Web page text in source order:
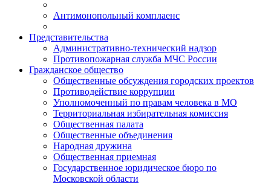
Антимонопольный комплаенс
Представительства
Административно-технический надзор
Противопожарная служба МЧС России
Гражданское общество
Общественные обсуждения городских проектов
Противодействие коррупции
Уполномоченный по правам человека в МО
Территориальная избирательная комиссия
Общественная палата
Общественные объединения
Народная дружина
Общественная приемная
Государственное юридическое бюро по
Московской области